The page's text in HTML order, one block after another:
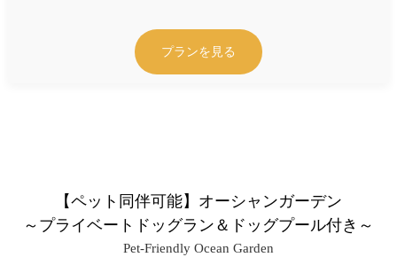
プランを見る
【ペット同伴可能】オーシャンガーデン
～プライベートドッグラン＆ドッグプール付き～
Pet-Friendly Ocean Garden